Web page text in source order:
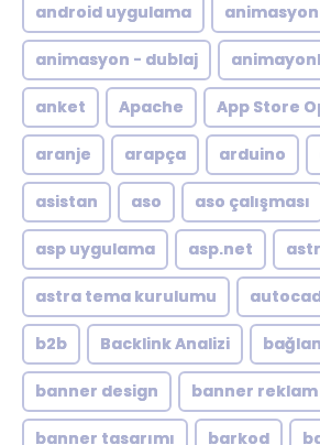
android uygulama animasyon
animasyon - dublaj
anket Apache App Store
aranje arapça arduino
asistan aso aso çalışması
asp uygulama asp.net
astra tema kurulumu
b2b Backlink Analizi
banner design banner reklam
banner tasarımı barkod